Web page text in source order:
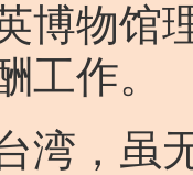
物馆理
工作。
，虽无